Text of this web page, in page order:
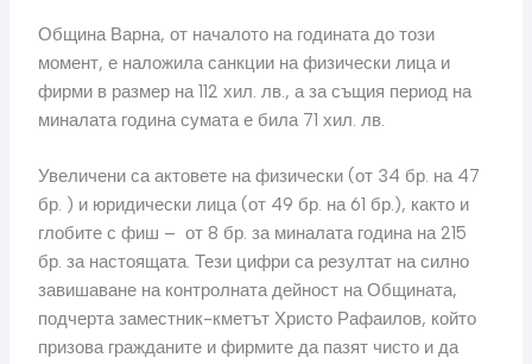
Община Варна, от началото на годината до този
момент, е наложила санкции на физически лица и
фирми в размер на 112 хил. лв., а за същия период на
миналата година сумата е била 71 хил. лв.
Увеличени са актовете на физически (от 34 бр. на 47
бр. ) и юридически лица (от 49 бр. на 61 бр.), както и
глобите с фиш – от 8 бр. за миналата година на 215
бр. за настоящата. Тези цифри са резултат на силно
завишаване на контролната дейност на Общината,
подчерта заместник-кметът Христо Рафаилов, който
призова гражданите и фирмите да пазят чисто и да